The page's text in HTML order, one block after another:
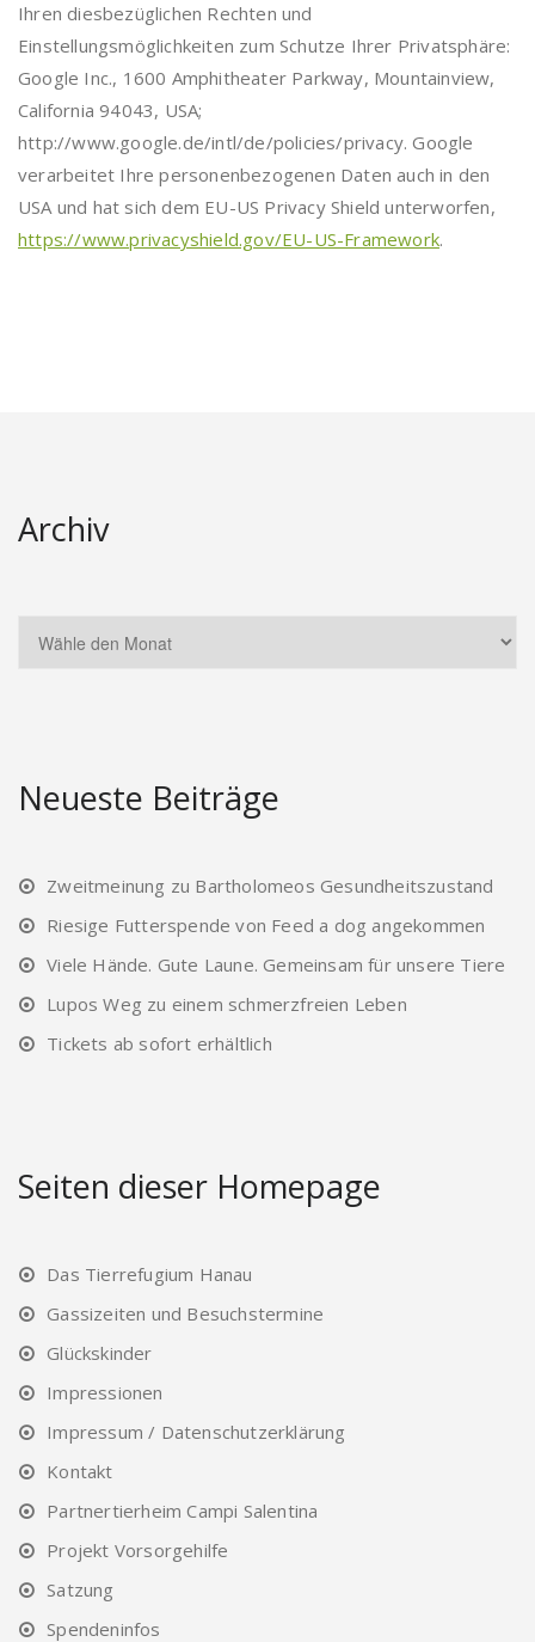
Ihren diesbezüglichen Rechten und
Einstellungsmöglichkeiten zum Schutze Ihrer Privatsphäre:
Google Inc., 1600 Amphitheater Parkway, Mountainview,
California 94043, USA;
http://www.google.de/intl/de/policies/privacy. Google
verarbeitet Ihre personenbezogenen Daten auch in den
USA und hat sich dem EU-US Privacy Shield unterworfen,
https://www.privacyshield.gov/EU-US-Framework.
Archiv
Neueste Beiträge
Zweitmeinung zu Bartholomeos Gesundheitszustand
Riesige Futterspende von Feed a dog angekommen
Viele Hände. Gute Laune. Gemeinsam für unsere Tiere
Lupos Weg zu einem schmerzfreien Leben
Tickets ab sofort erhältlich
Seiten dieser Homepage
Das Tierrefugium Hanau
Gassizeiten und Besuchstermine
Glückskinder
Impressionen
Impressum / Datenschutzerklärung
Kontakt
Partnertierheim Campi Salentina
Projekt Vorsorgehilfe
Satzung
Spendeninfos